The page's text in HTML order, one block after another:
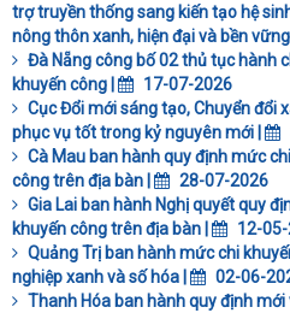
trợ truyền thống sang kiến tạo hệ
nông thôn xanh, hiện đại và bền vững |
Đà Nẵng công bố 02 thủ tục hành
khuyến công |
17-07-2026
Cục Đổi mới sáng tạo, Chuyển đổi
phục vụ tốt trong kỷ nguyên mới |
Cà Mau ban hành quy định mức
công trên địa bàn |
28-07-2026
Gia Lai ban hành Nghị quyết quy
khuyến công trên địa bàn |
12-
Quảng Trị ban hành mức chi
nghiệp xanh và số hóa |
02-06-
Thanh Hóa ban hành quy định